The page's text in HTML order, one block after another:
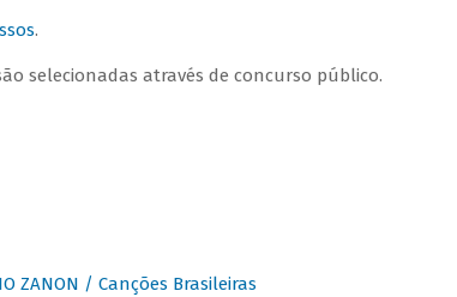
.
selecionadas através de concurso público.
ZANON / Canções Brasileiras